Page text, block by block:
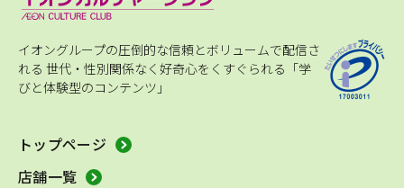
イオングループの圧倒的な信頼とボリュームで配信さ
れる 世代・性別関係なく好奇心をくすぐられる「学
びと体験型のコンテンツ」
トップページ
店舗一覧